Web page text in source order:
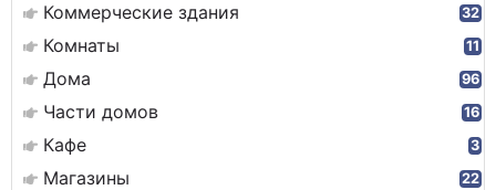
Коммерческие здания 32
Комнаты 11
Дома 96
Части домов 16
Кафе 3
Магазины 22